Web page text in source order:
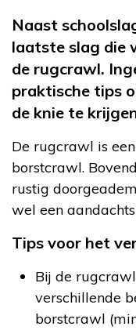
Naast
laatste slag die
de rugcrawl.
praktische tips
de knie te
De rugcrawl is
borstcrawl.
rustig
wel een
Tips voor het
Bij de
verschillende
borstcrawl